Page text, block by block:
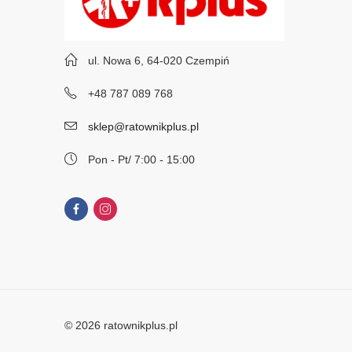
ul. Nowa 6, 64-020 Czempiń
+48 787 089 768
sklep@ratownikplus.pl
Pon - Pt/ 7:00 - 15:00
© 2026 ratownikplus.pl